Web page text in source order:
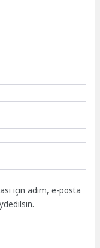
için adım, e-posta